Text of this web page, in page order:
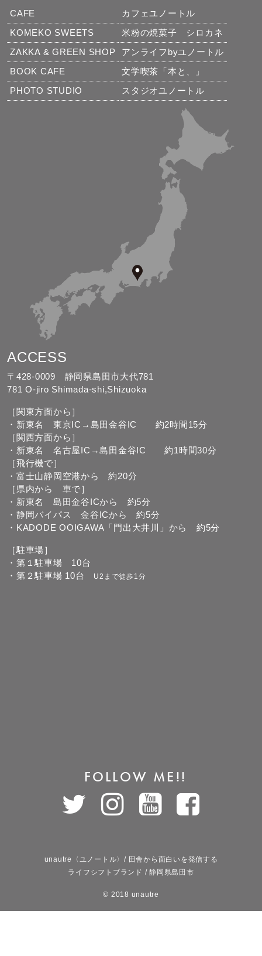
CAFE
カフェユノートル
KOMEKO SWEETS
米粉の焼菓子 シロカネ
ZAKKA & GREEN SHOP
アンライフbyユノートル
BOOK CAFE
文学喫茶「本と、」
PHOTO STUDIO
スタジオユノートル
ACCESS
〒428-0009 静岡県島田市大代781
781 O-jiro Shimada-shi,Shizuoka
［関東方面から］
・新東名 東京IC→島田金谷IC 約2時間15分
［関西方面から］
・新東名 名古屋IC→島田金谷IC 約1時間30分
［飛行機で］
・富士山静岡空港から 約20分
［県内から 車で］
・新東名 島田金谷ICから 約5分
・静岡バイパス 金谷ICから 約5分
・KADODE OOIGAWA「門出大井川」から 約5分
［駐車場］
・第１駐車場 10台
・第２駐車場 10台
U2まで徒歩1分
FOLLOW ME!!
unautre〈ユノートル〉/ 田舎から面白いを発信する
ライフシフトブランド / 静岡県島田市
© 2018 unautre